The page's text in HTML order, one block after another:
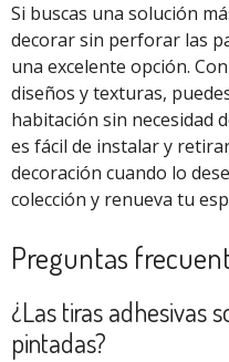
Si buscas una solución
decorar sin perforar las
una excelente opción.
diseños y texturas,
habitación sin necesidad
es fácil de instalar y
decoración cuando lo
colección y renueva tu
Preguntas
¿Las tiras adhesivas
pintadas?